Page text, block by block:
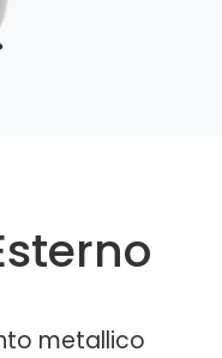
metallico